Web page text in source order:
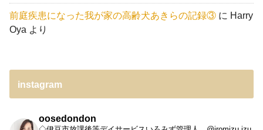
前庭疾患になった我が家の高齢犬あきらの記録③ に Harry
Oya より
instagram
oosedondon